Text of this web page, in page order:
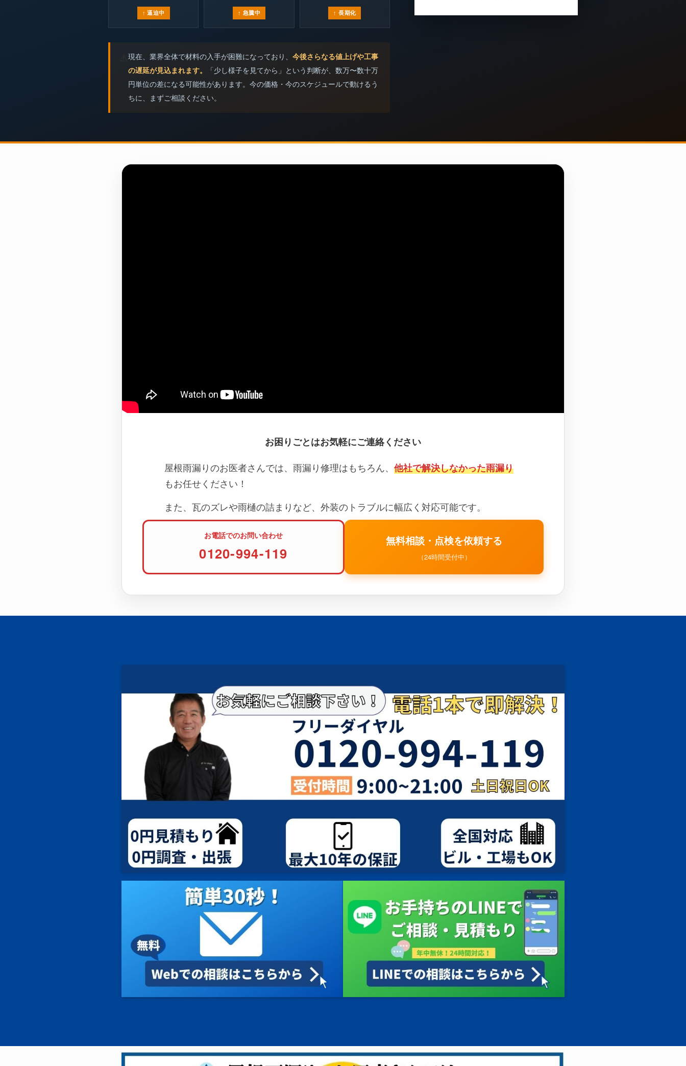
↑ 逼迫中 ↑ 急騰中 ↑ 長期化
現在、業界全体で材料の入手が困難になっており、 今後さらなる値上げや工事
の遅延が見込まれます。
「少し様子を見てから」という判断が、数万〜数十万
円単位の差になる可能性があります。今の価格・今のスケジュールで動けるう
ちに、まずご相談ください。
お困りごとはお気軽にご連絡ください
屋根雨漏りのお医者さんでは、雨漏り修理はもちろん、 他社で解決しなかった雨漏り
もお任せください！
また、瓦のズレや雨樋の詰まりなど、外装のトラブルに幅広く対応可能です。
お電話でのお問い合わせ
0120-994-119
無料相談・点検を依頼する
（24時間受付中）